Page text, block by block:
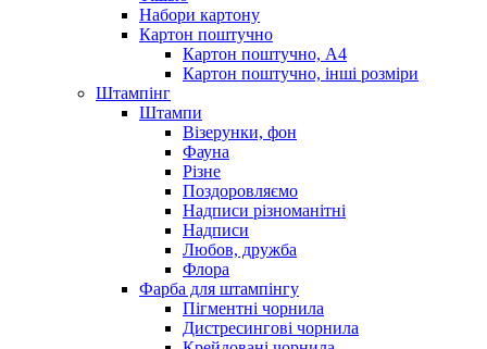
Набори картону
Картон поштучно
Картон поштучно, А4
Картон поштучно, інші розміри
Штампінг
Штампи
Візерунки, фон
Фауна
Різне
Поздоровляємо
Надписи різноманітні
Надписи
Любов, дружба
Флора
Фарба для штампінгу
Пігментні чорнила
Дистресингові чорнила